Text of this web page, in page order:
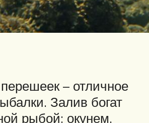
– отличное
Залив богат
рыбой: окунем,